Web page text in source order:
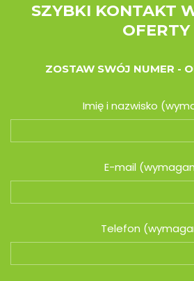
SZYBKI KONTAKT
OFERTY
ZOSTAW SWÓJ NUMER -
Imię i nazwisko
E-mail
Telefon